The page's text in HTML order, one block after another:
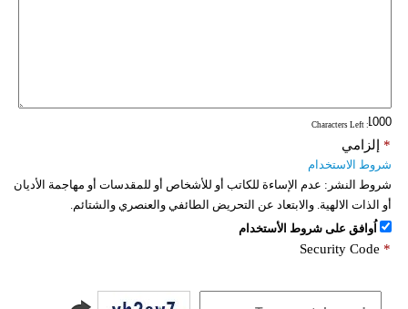
: Characters Left
إلزامي *
شروط الاستخدام
شروط النشر: عدم الإساءة للكاتب أو للأشخاص أو للمقدسات أو مهاجمة الأديان
أو الذات الالهية. والابتعاد عن التحريض الطائفي والعنصري والشتائم.
اُوافق على شروط الأستخدام
Security Code *